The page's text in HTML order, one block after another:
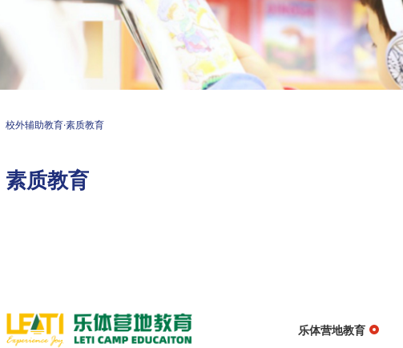
校外辅助教育·素质教育
素质教育
乐体营地教育